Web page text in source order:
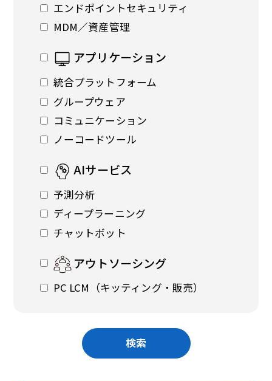
エンドポイントセキュリティ
MDM／資産管理
アプリケーション
統合プラットフォーム
グループウェア
コミュニケーション
ノーコードツール
AIサービス
予測分析
ディープラーニング
チャットボット
アウトソーシング
PC LCM（キッティング・販売）
検索